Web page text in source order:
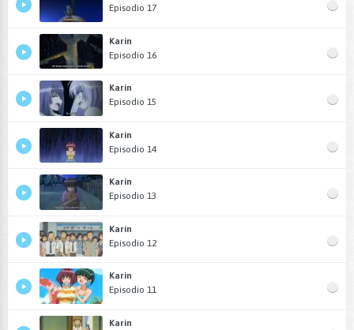
Episodio 17
Karin
Episodio 16
Karin
Episodio 15
Karin
Episodio 14
Karin
Episodio 13
Karin
Episodio 12
Karin
Episodio 11
Karin